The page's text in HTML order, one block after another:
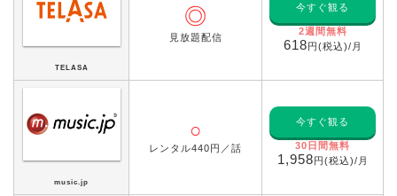
TELASA
◎
見放題配信
今すぐ観る
2週間無料
618円(税込)/月
music.jp
○
レンタル440円／話
今すぐ観る
30日間無料
1,958円(税込)/月